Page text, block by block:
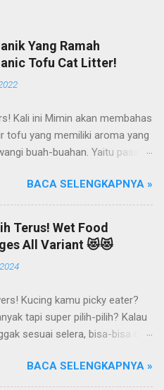
Yang Ramah
Tofu Cat Litter!
Kali ini Mimin akan membahas
tofu yang memiliki aroma yang
buah-buahan. Yaitu pasir
salah satu merk produk
oleh PT. Arthacat Tirta
Perusahaan ini bergerak di
kucing, seperti Cat
Cat Accessories, Cat Food, Cat
Cat Litter, dan lain-lain.
Tirta Surya ini, ada
Sandbox/Cat Litter, Cat
Bowl, Stratcher, dan masih
jadi merk pasir tofu dari PT
BACA SELENGKAPNYA »
Terus! Wet Food
All Variant 😻😻
Kucing kamu picky eater?
tapi super pilih-pilih? Kalau
sesuai selera, bisa-bisa dia
si Kucing bakal selektif
soal makanan deh! Duh, agak
BACA SELENGKAPNYA »